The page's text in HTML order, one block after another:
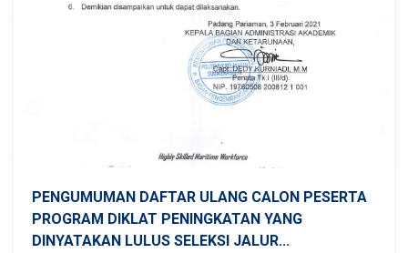
PENGUMUMAN DAFTAR ULANG CALON PESERTA
PROGRAM DIKLAT PENINGKATAN YANG
DINYATAKAN LULUS SELEKSI JALUR...